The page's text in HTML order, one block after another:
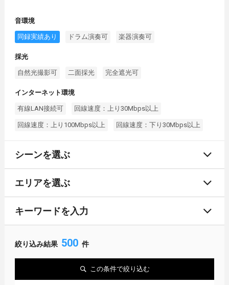
音環境
同録実績あり ドラム演奏可 楽器演奏可
採光
自然光撮影可 二面採光 完全遮光可
インターネット環境
有線LAN接続可 回線速度：上り30Mbps以上
回線速度：上り100Mbps以上 回線速度：下り30Mbps以上
シーンを選ぶ
エリアを選ぶ
キーワードを入力
絞り込み結果 500 件
この条件で絞り込む